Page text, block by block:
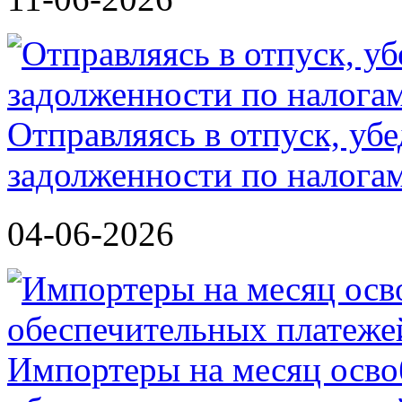
Отправляясь в отпуск,
задолженности по
04-06-2026
Импортеры на месяц